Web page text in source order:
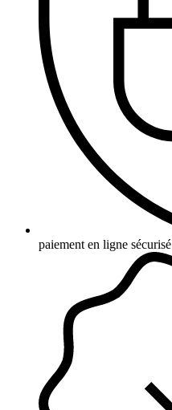
paiement en ligne sécurisé